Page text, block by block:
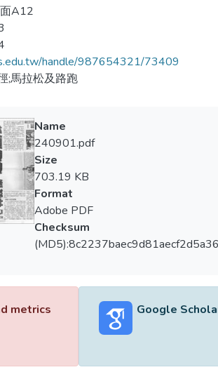
A12
handle/987654321/73409
;馬拉松及路跑
Name
240901.pdf
Size
703.19 KB
Format
Adobe PDF
Checksum
metrics Google